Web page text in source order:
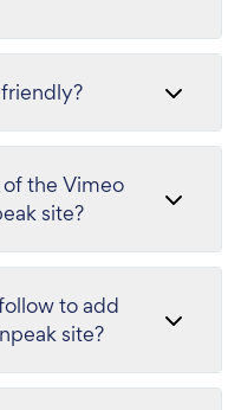
the Vimeo
site?
to add
site?